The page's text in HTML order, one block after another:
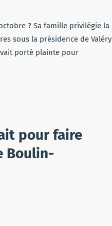
? Sa famille privilégie la
sous la présidence de Valéry
porté plainte pour
pour faire
Boulin-